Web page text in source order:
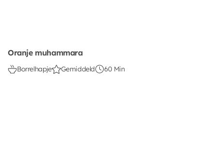
Oranje muhammara
Borrelhapje Gemiddeld 60 Min